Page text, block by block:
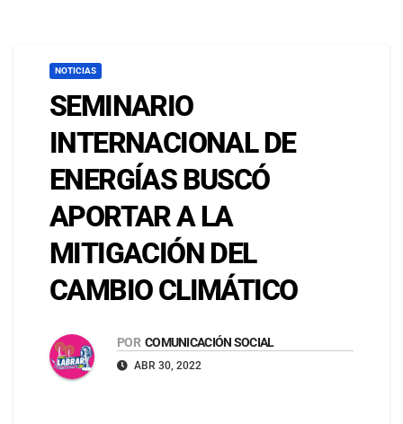
NOTICIAS
SEMINARIO
INTERNACIONAL DE
ENERGÍAS BUSCÓ
APORTAR A LA
MITIGACIÓN DEL
CAMBIO CLIMÁTICO
POR COMUNICACIÓN SOCIAL
ABR 30, 2022